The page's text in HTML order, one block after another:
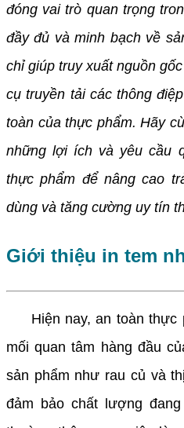
đóng vai trò quan trọng
đầy đủ và minh bạch về
chỉ giúp truy xuất nguồn
cụ truyền tải các thông
toàn của thực phẩm. Hãy
những lợi ích và yêu cầu
thực phẩm để nâng cao
dùng và tăng cường uy tín
Giới thiệu in tem
Hiện nay, an toàn thực
mối quan tâm hàng đầu
sản phẩm như rau củ và
đảm bảo chất lượng